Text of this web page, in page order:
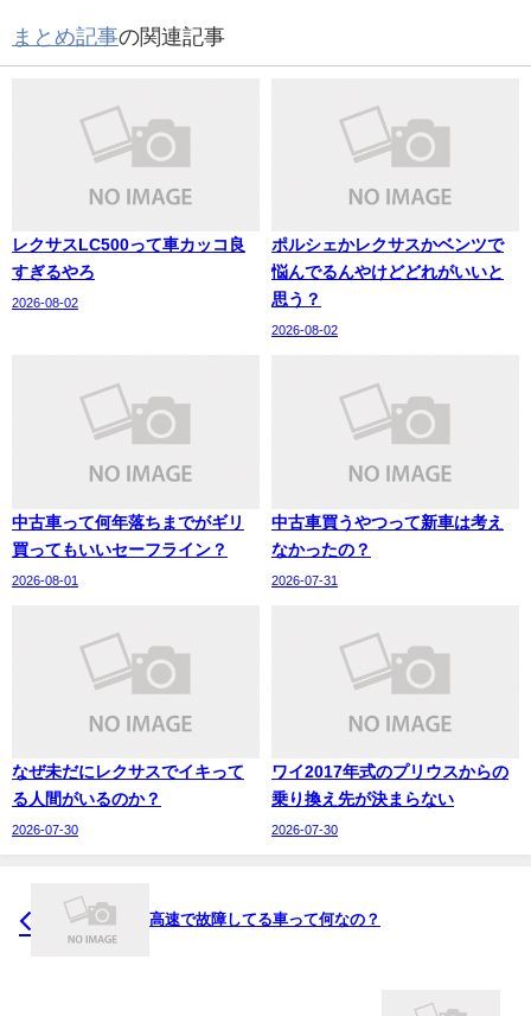
まとめ記事の関連記事
レクサスLC500って車カッコ良
すぎるやろ
2026-08-02
ポルシェかレクサスかベンツで
悩んでるんやけどどれがいいと
思う？
2026-08-02
中古車って何年落ちまでがギリ
買ってもいいセーフライン？
2026-08-01
中古車買うやつって新車は考え
なかったの？
2026-07-31
なぜ未だにレクサスでイキって
る人間がいるのか？
2026-07-30
ワイ2017年式のプリウスからの
乗り換え先が決まらない
2026-07-30
高速で故障してる車って何なの？